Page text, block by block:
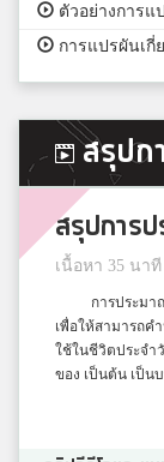
ตัวอย่างการ
การแปรผันเกี่
สรุปก
สรุปการ
เนื้อหา 35 นา
การประม
เพื่อให้สามารถ
ใช้ในชีวิตประจ
ของ เป็นต้น เป็น